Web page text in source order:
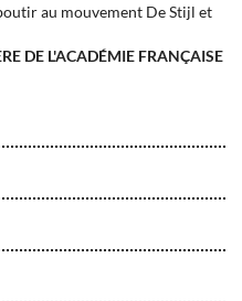
au mouvement De Stijl et
DE L'ACADÉMIE FRANÇAISE